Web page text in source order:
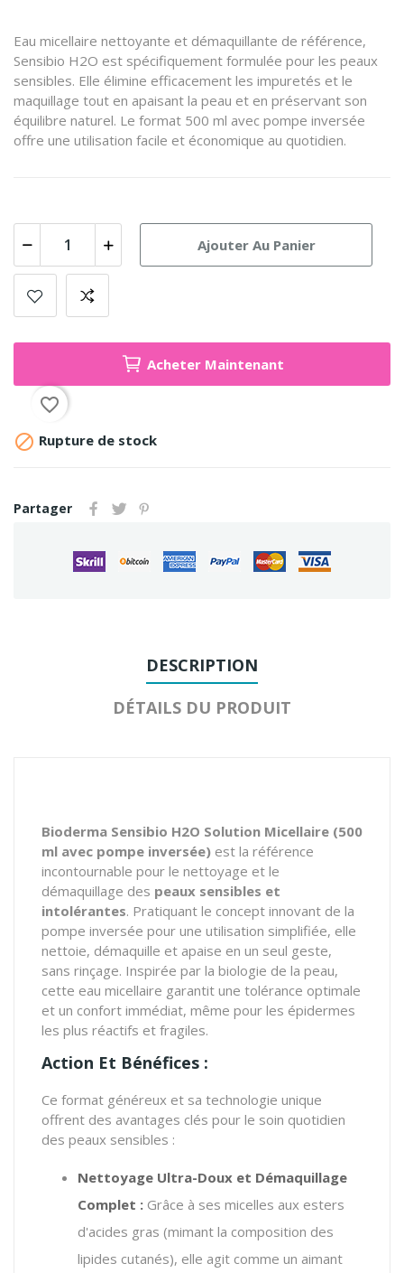
Eau micellaire nettoyante et démaquillante de référence,
Sensibio H2O est spécifiquement formulée pour les peaux
sensibles. Elle élimine efficacement les impuretés et le
maquillage tout en apaisant la peau et en préservant son
équilibre naturel. Le format 500 ml avec pompe inversée
offre une utilisation facile et économique au quotidien.
Ajouter Au Panier
Acheter Maintenant
favorite_border
 Rupture de stock
Partager
DESCRIPTION
DÉTAILS DU PRODUIT
Bioderma Sensibio H2O Solution Micellaire (500
ml avec pompe inversée) est la référence
incontournable pour le nettoyage et le
démaquillage des peaux sensibles et
intolérantes. Pratiquant le concept innovant de la
pompe inversée pour une utilisation simplifiée, elle
nettoie, démaquille et apaise en un seul geste,
sans rinçage. Inspirée par la biologie de la peau,
cette eau micellaire garantit une tolérance optimale
et un confort immédiat, même pour les épidermes
les plus réactifs et fragiles.
Action Et Bénéfices :
Ce format généreux et sa technologie unique
offrent des avantages clés pour le soin quotidien
des peaux sensibles :
Nettoyage Ultra-Doux et Démaquillage
Complet : Grâce à ses micelles aux esters
d'acides gras (mimant la composition des
lipides cutanés), elle agit comme un aimant